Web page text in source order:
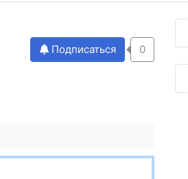
Подписаться 0